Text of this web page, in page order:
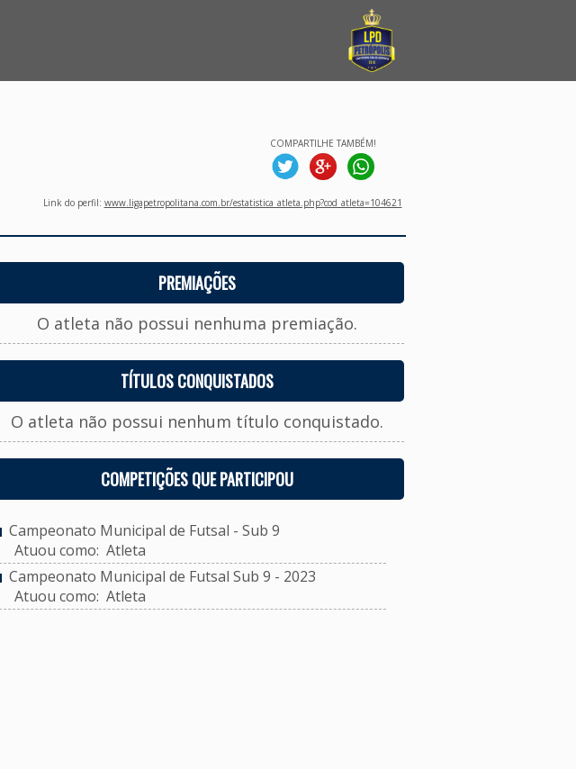
COMPARTILHE TAMBÉM!
Link do perfil: www.ligapetropolitana.com.br/estatistica_atleta.php?cod_atleta=104621
PREMIAÇÕES
O atleta não possui nenhuma premiação.
TÍTULOS CONQUISTADOS
O atleta não possui nenhum título conquistado.
COMPETIÇÕES QUE PARTICIPOU
Campeonato Municipal de Futsal - Sub 9
Atuou como: Atleta
Campeonato Municipal de Futsal Sub 9 - 2023
Atuou como: Atleta